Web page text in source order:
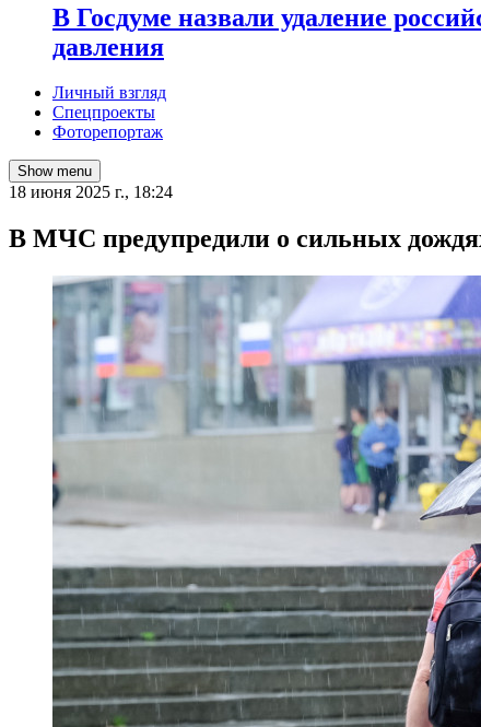
В Госдуме назвали удаление
давления
Личный взгляд
Спецпроекты
Фоторепортаж
Show menu
18 июня 2025 г., 18:24
В МЧС предупредили о сильных